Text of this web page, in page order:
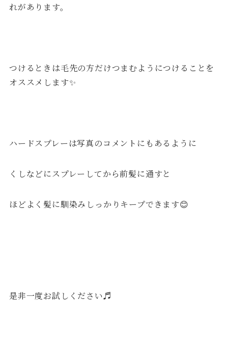
れがあります。
つけるときは毛先の方だけつまむようにつけることを
オススメします✨
ハードスプレーは写真のコメントにもあるように
くしなどにスプレーしてから前髪に通すと
ほどよく髪に馴染みしっかりキープできます😊
是非一度お試しください♬